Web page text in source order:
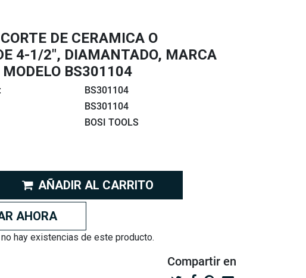
DE CERAMICA O
4-1/2", DIAMANTADO, MARCA
MODELO BS301104
BS301104
BS301104
BOSI TOOLS
AÑADIR AL CARRITO
AHORA
hay existencias de este producto.
Compartir en